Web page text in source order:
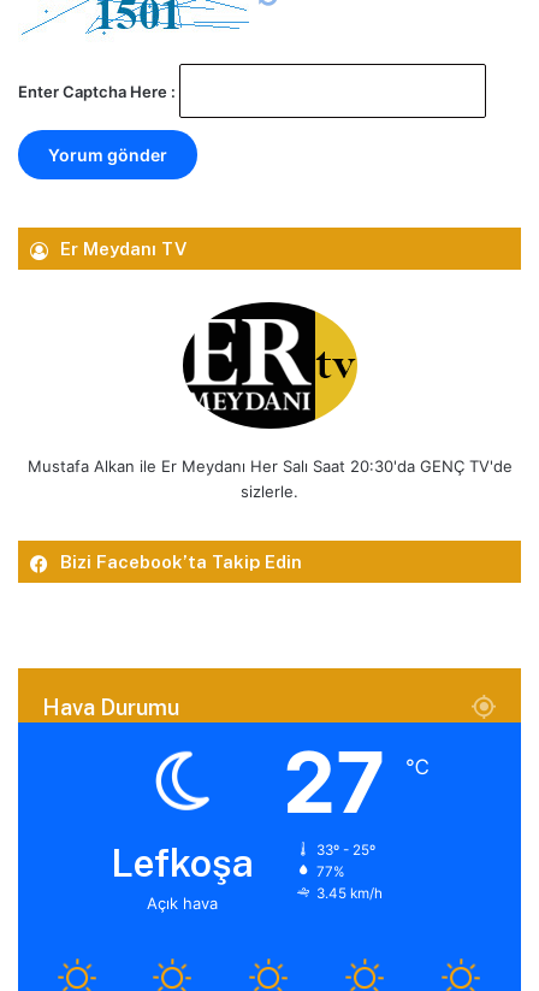
Enter Captcha Here :
Er Meydanı TV
Mustafa Alkan ile Er Meydanı Her Salı Saat 20:30'da GENÇ TV'de
sizlerle.
Bizi Facebook’ta Takip Edin
Hava Durumu
Lefkoşa
Açık hava
27 ℃
33º - 25º
77%
3.45 km/h